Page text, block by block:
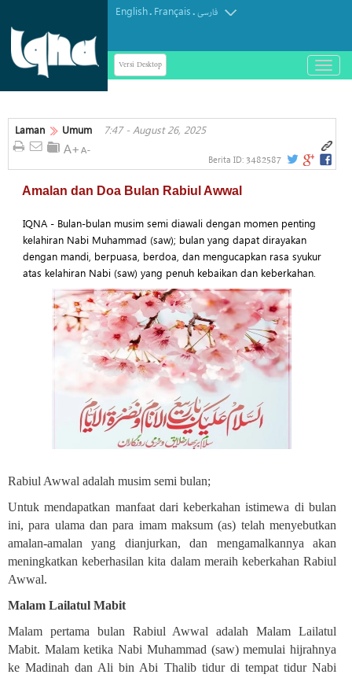
English. Français.فارسی
Versi Desktop
باز
و
کردن
Laman Umum 7:47 - August 26, 2025
Berita ID: 3482587
Amalan dan Doa Bulan Rabiul Awwal
IQNA - Bulan-bulan musim semi diawali dengan momen penting
kelahiran Nabi Muhammad (saw); bulan yang dapat dirayakan
dengan mandi, berpuasa, berdoa, dan mengucapkan rasa syukur
atas kelahiran Nabi (saw) yang penuh kebaikan dan keberkahan.
Rabiul Awwal adalah musim semi bulan;
Untuk mendapatkan manfaat dari keberkahan istimewa di bulan
ini, para ulama dan para imam maksum (as) telah menyebutkan
amalan-amalan yang dianjurkan, dan mengamalkannya akan
meningkatkan keberhasilan kita dalam meraih keberkahan Rabiul
Awwal.
Malam Lailatul Mabit
Malam pertama bulan Rabiul Awwal adalah Malam Lailatul
Mabit. Malam ketika Nabi Muhammad (saw) memulai hijrahnya
ke Madinah dan Ali bin Abi Thalib tidur di tempat tidur Nabi